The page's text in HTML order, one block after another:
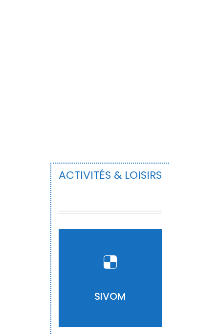
ACTIVITÉS & LOISIRS
SIVOM
ACCÉDER